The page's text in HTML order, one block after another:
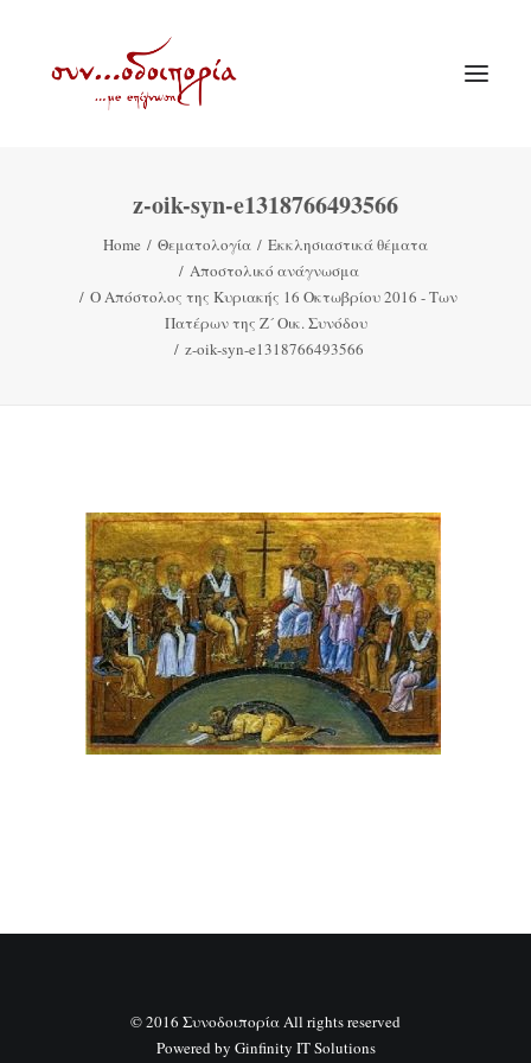
ΘΕΜΑΤΟΛΟΓΙΑ
ΑΝΑΚΟΙΝΩΣΕΙΣ
ΕΠΙΚΟΙΝΩΝΙΑ
SEARCH
z-oik-syn-e1318766493566
Home Θεματολογία
Εκκλησιαστικά θέματα
Αποστολικό ανάγνωσμα
Ο Απόστολος της Κυριακής 16 Οκτωβρίου 2016 - Των
Πατέρων της Ζ´ Οικ. Συνόδου
z-oik-syn-e1318766493566
© 2016 Συνοδοιπορία All rights reserved
Powered by Ginfinity IT Solutions